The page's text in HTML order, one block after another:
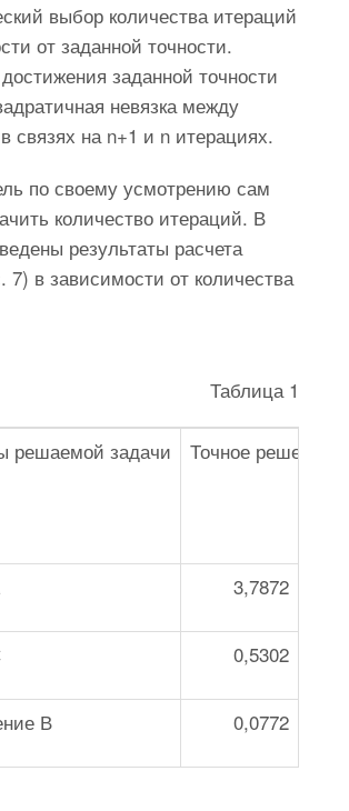
выбор количества итераций
от заданной точности.
заданной точности
невязка между
связях на n+1 и n итерациях.
по своему усмотрению сам
количество итераций. В
результаты расчета
в зависимости от количества
Таблица 1
решаемой задачи Точное решение
3,7872
0,5302
В 0,0772